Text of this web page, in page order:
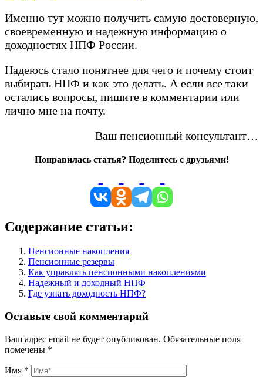
Именно тут можно получить самую достоверную,
своевременную и надежную информацию о
доходностях НПФ России.
Надеюсь стало понятнее для чего и почему стоит
выбирать НПФ и как это делать. А если все таки
остались вопросы, пишите в комментарии или
лично мне на почту.
Ваш пенсионный консультант…
Понравилась статья? Поделитесь с друзьями!
Содержание статьи:
Пенсионные накопления
Пенсионные резервы
Как управлять пенсионными накоплениями
Надежный и доходный НПФ
Где узнать доходность НПФ?
Оставьте свой комментарий
Ваш адрес email не будет опубликован. Обязательные поля
помечены *
Имя *